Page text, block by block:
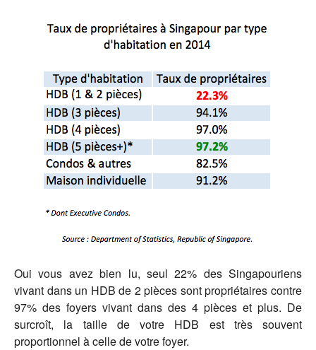
Oui vous avez bien lu, seul 22% des Singapouriens
vivant dans un HDB de 2 pièces sont propriétaires contre
97% des foyers vivant dans des 4 pièces et plus. De
surcroît, la taille de votre HDB est très souvent
proportionnel à celle de votre foyer.